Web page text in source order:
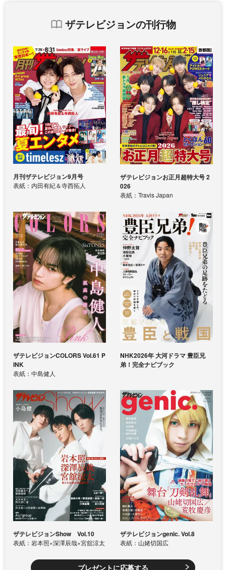
ザテレビジョンの刊行物
月刊ザテレビジョン9月号
表紙：内田有紀＆寺西拓人
ザテレビジョンお正月超特大号 2
026
表紙：Travis Japan
ザテレビジョンCOLORS Vol.61 P
INK
表紙：中島健人
NHK2026年 大河ドラマ 豊臣兄
弟！完全ナビブック
ザテレビジョンShow Vol.10
表紙：岩本照×深澤辰哉×宮舘涼太
ザテレビジョンgenic. Vol.8
表紙：山姥切国広
プレゼントに応募する